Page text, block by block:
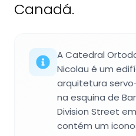
Canadá.
A Catedral
Nicolau é um
arquitetura
na esquina de
Division Street
contém um